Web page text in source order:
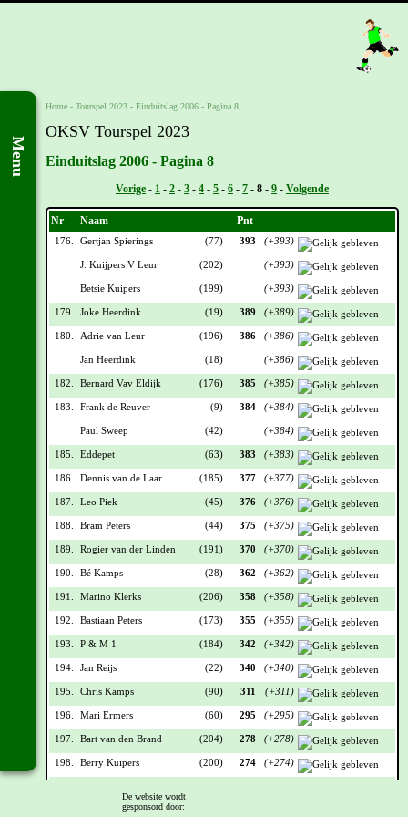
Menu
Home - Tourspel 2023 - Einduitslag 2006 - Pagina 8
OKSV Tourspel 2023
Einduitslag 2006 - Pagina 8
Vorige - 1 - 2 - 3 - 4 - 5 - 6 - 7 - 8 - 9 - Volgende
Nr Naam Pnt
176. Gertjan Spierings (77) 393 (+393)
J. Kuijpers V Leur (202) (+393)
Betsie Kuipers (199) (+393)
179. Joke Heerdink (19) 389 (+389)
180. Adrie van Leur (196) 386 (+386)
Jan Heerdink (18) (+386)
182. Bernard Vav Eldijk (176) 385 (+385)
183. Frank de Reuver (9) 384 (+384)
Paul Sweep (42) (+384)
185. Eddepet (63) 383 (+383)
186. Dennis van de Laar (185) 377 (+377)
187. Leo Piek (45) 376 (+376)
188. Bram Peters (44) 375 (+375)
189. Rogier van der Linden (191) 370 (+370)
190. Bé Kamps (28) 362 (+362)
191. Marino Klerks (206) 358 (+358)
192. Bastiaan Peters (173) 355 (+355)
193. P & M 1 (184) 342 (+342)
194. Jan Reijs (22) 340 (+340)
195. Chris Kamps (90) 311 (+311)
196. Mari Ermers (60) 295 (+295)
197. Bart van den Brand (204) 278 (+278)
198. Berry Kuipers (200) 274 (+274)
Wendy Scheffers
De website wordt
gesponsord door: